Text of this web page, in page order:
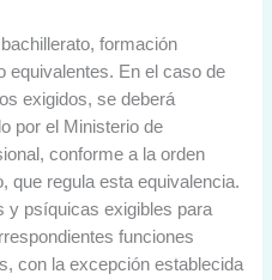
formación
equivalentes. En el caso de
exigidos, se deberá
por el Ministerio de
conforme a la orden
que regula esta equivalencia.
y psíquicas exigibles para
funciones
con la excepción establecida